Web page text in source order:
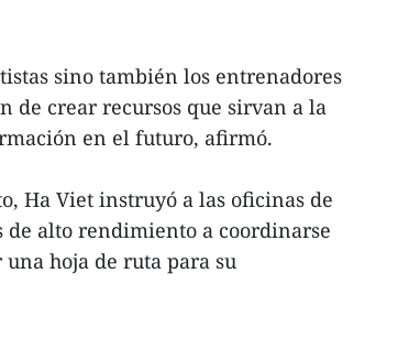
sino también los entrenadores
de crear recursos que sirvan a la
en el futuro, afirmó.
Ha Viet instruyó a las oficinas de
alto rendimiento a coordinarse
hoja de ruta para su